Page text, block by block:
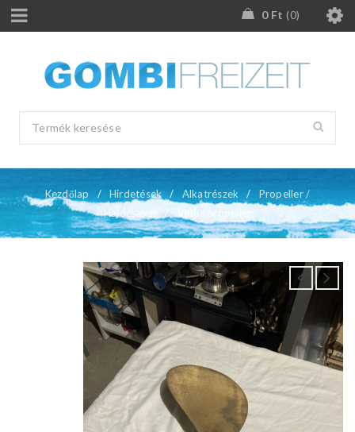
0 Ft 0
Kezdőlap / Hirdetések / Alkatrészek /
Propeller /
Hajócsavar
/ Vetus propeller